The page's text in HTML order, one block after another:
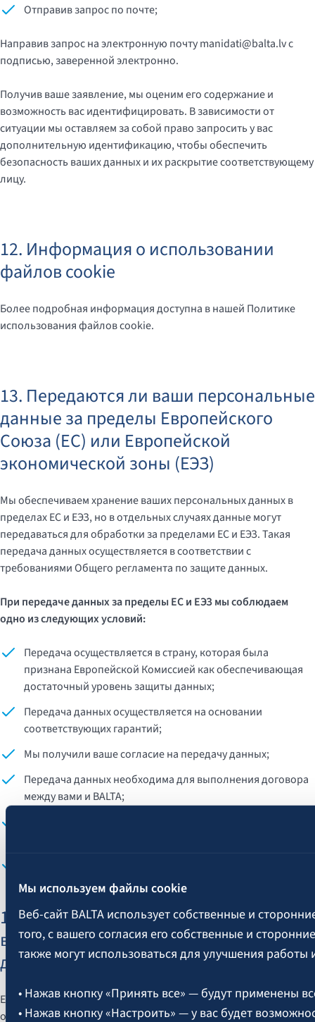
Мы используем файлы cookie
Веб-сайт BALTA использует собственные и
того, с вашего согласия его собственные и
также могут использоваться для улучшения работы
• Нажав кнопку «Принять все» — будут применены
• Нажав кнопку «Настроить» — у вас будет
Отправив запрос по почте;
Направив запрос на электронную почтуmanidati@balta.lvс
подписью, заверенной электронно.
Получив ваше заявление, мы оценим его содержание и
возможность вас идентифицировать. В зависимости от
ситуации мы оставляем за собой право запросить у вас
дополнительную идентификацию, чтобы обеспечить
безопасность ваших данных и их раскрытие соответствующему
лицу.
12. Информация о использовании
файлов cookie
Более подробная информация доступна в нашей Политике
использования файлов cookie.
13. Передаются ли ваши персональные
данные за пределы Европейского
Союза (ЕС) или Европейской
экономической зоны (ЕЭЗ)
Мы обеспечиваем хранение ваших персональных данных в
пределах ЕС и ЕЭЗ, но в отдельных случаях данные могут
передаваться для обработки за пределами ЕС и ЕЭЗ. Такая
передача данных осуществляется в соответствии с
требованиями Общего регламента по защите данных.
При передаче данных за пределы ЕС и ЕЭЗ мы соблюдаем
одно из следующих условий:
Передача осуществляется в страну, которая была
признана Европейской Комиссией как обеспечивающая
достаточный уровень защиты данных;
Передача данных осуществляется на основании
соответствующих гарантий;
Мы получили ваше согласие на передачу данных;
Передача данных необходима для выполнения договора
между вами и BALTA;
или защиты законных требований.
14. Куда вы можете подать жалобу по
вопросам, связанным с обработкой
данных
Если у вас возникли вопросы или возражения относительно
обработки ваших персональных данных, мы рекомендуем в